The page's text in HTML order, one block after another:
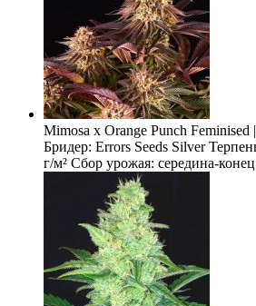
Mimosa x Orange Punch Feminised
Бридер: Errors Seeds Silver
г/м² Сбор урожая: середина-